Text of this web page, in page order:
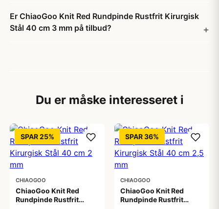
Er ChiaoGoo Knit Red Rundpinde Rustfrit Kirurgisk
Stål 40 cm 3 mm på tilbud?
Du er måske interesseret i
SPAR 25%
CHIAOGOO
ChiaoGoo Knit Red
Rundpinde Rustfrit
SPAR 36%
CHIAOGOO
ChiaoGoo Knit Red
Rundpinde Rustfrit